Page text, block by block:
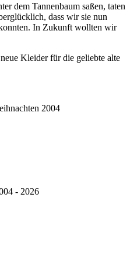
dem Tannenbaum saßen, taten
dass wir sie nun
In Zukunft wollten wir
Kleider für die geliebte alte
2004
- 2026